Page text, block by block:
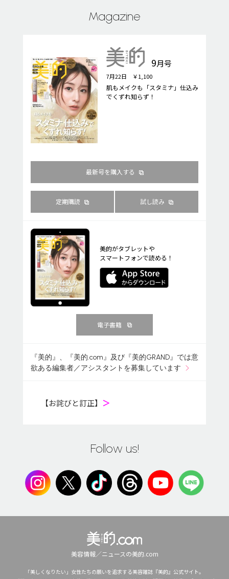
Magazine
9月号
7月22日 ￥1,100
肌もメイクも「スタミナ」仕込み
でくずれ知らず！
最新号を購入する
定期購読 試し読み
美的がタブレットや
スマートフォンで読める！
電子書籍
『美的』、『美的.com』及び『美的GRAND』では意
欲ある編集者／アシスタントを募集しています
【お詫びと訂正】 ＞
Follow us!
美容情報／ニュースの美的.com
「美しくなりたい」女性たちの願いを追求する美容雑誌『美的』公式サイト。